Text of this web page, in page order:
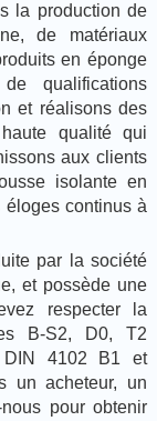
la production de
de matériaux
en éponge
qualifications
et réalisons des
qualité qui
aux clients
isolante en
éloges continus à
par la société
et possède une
respecter la
B-S2, D0, T2
DIN 4102 B1 et
un acheteur, un
pour obtenir